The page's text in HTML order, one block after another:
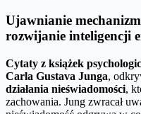
Ujawnianie
rozwijanie inteligencji
Cytaty z książek
Carla Gustava Junga,
działania nieświadomości,
zachowania. Jung zwracał